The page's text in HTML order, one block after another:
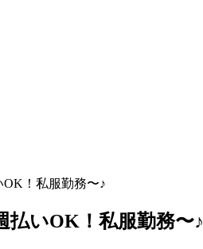
！私服勤務〜♪
払いOK！私服勤務〜♪